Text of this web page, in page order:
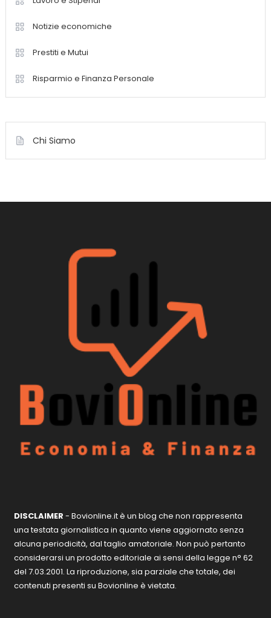
Notizie economiche
Prestiti e Mutui
Risparmio e Finanza Personale
Chi Siamo
DISCLAIMER - Bovionline.it è un blog che non rappresenta
una testata giornalistica in quanto viene aggiornato senza
alcuna periodicità, dal taglio amatoriale. Non può pertanto
considerarsi un prodotto editoriale ai sensi della legge n° 62
del 7.03.2001. La riproduzione, sia parziale che totale, dei
contenuti presenti su Bovionline è vietata.